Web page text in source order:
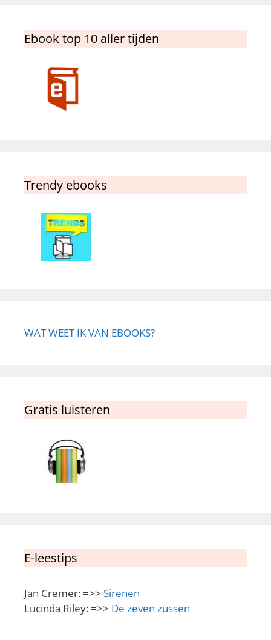
Ebook top 10 aller tijden
Trendy ebooks
WAT WEET IK VAN EBOOKS?
Gratis luisteren
E-leestips
Jan Cremer: =>> Sirenen
Lucinda Riley: =>> De zeven zussen